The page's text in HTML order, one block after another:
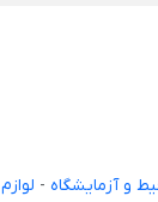
و آزمایشگاه - لوازم